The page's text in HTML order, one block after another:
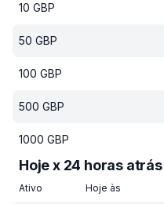
10 GBP
50 GBP
100 GBP
500 GBP
1000 GBP
Hoje x 24 horas atrás
Ativo Hoje às